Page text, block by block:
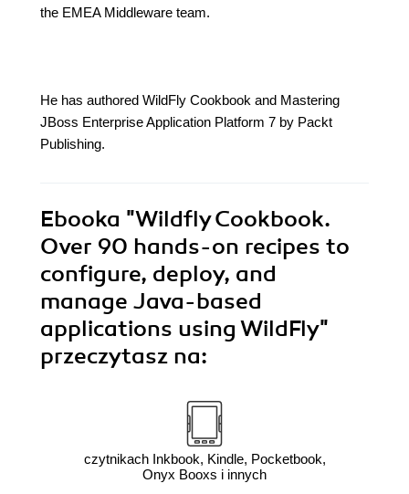
the EMEA Middleware team.
He has authored WildFly Cookbook and Mastering
JBoss Enterprise Application Platform 7 by Packt
Publishing.
Ebooka "Wildfly Cookbook.
Over 90 hands-on recipes to
configure, deploy, and
manage Java-based
applications using WildFly"
przeczytasz na:
czytnikach Inkbook, Kindle, Pocketbook,
Onyx Booxs i innych